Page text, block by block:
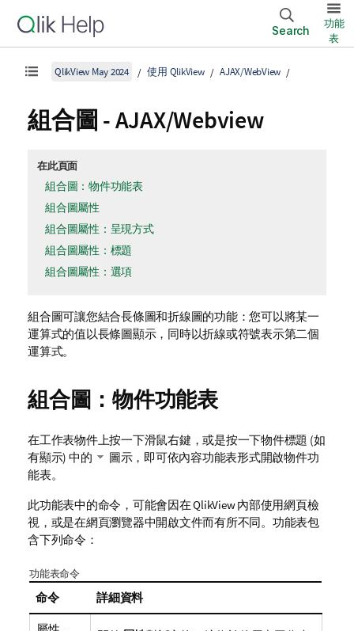
Search
功能
表
QlikView May 2024 使用 QlikView AJAX/WebView
組合圖 - AJAX/Webview
在此頁面
組合圖：物件功能表
組合圖屬性
組合圖屬性：呈現方式
組合圖屬性：標題
組合圖屬性：選項
組合圖可讓您結合長條圖和折線圖的功能：您可以將某一
運算式的值以長條圖顯示，同時以折線或符號表示第二個
運算式。
組合圖：物件功能表
在工作表物件上按一下滑鼠右鍵，或是按一下物件標題 (如
有顯示) 中的
圖示，即可依內容功能表形式開啟物件功
能表。
此功能表中的命令，可能會因在 QlikView 內部使用網頁檢
視，或是在網頁瀏覽器中開啟文件而有所不同。功能表包
含下列命令：
功能表命令
命令 詳細資料